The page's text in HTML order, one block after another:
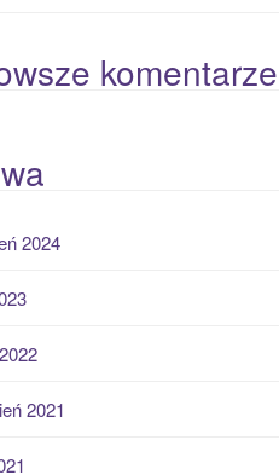
komentarze
2024
2021